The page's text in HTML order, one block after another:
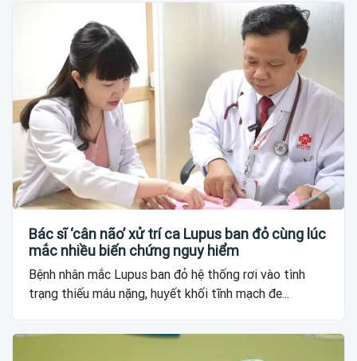
Bác sĩ ‘cân não’ xử trí ca Lupus ban đỏ cùng lúc
mắc nhiều biến chứng nguy hiểm
Bệnh nhân mắc Lupus ban đỏ hệ thống rơi vào tình
trạng thiếu máu nặng, huyết khối tĩnh mạch đe...